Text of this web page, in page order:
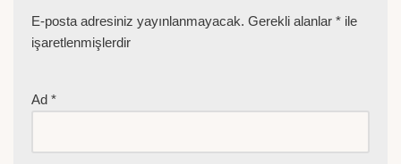
E-posta adresiniz yayınlanmayacak. Gerekli alanlar * ile
işaretlenmişlerdir
Ad *